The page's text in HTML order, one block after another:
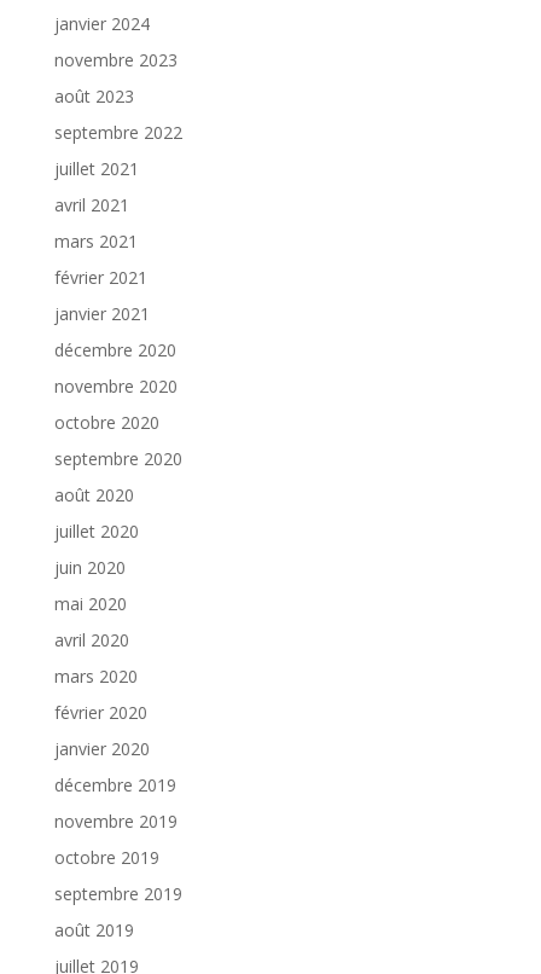
janvier 2024
novembre 2023
août 2023
septembre 2022
juillet 2021
avril 2021
mars 2021
février 2021
janvier 2021
décembre 2020
novembre 2020
octobre 2020
septembre 2020
août 2020
juillet 2020
juin 2020
mai 2020
avril 2020
mars 2020
février 2020
janvier 2020
décembre 2019
novembre 2019
octobre 2019
septembre 2019
août 2019
juillet 2019